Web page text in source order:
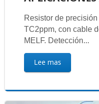
Resistor de
TC2ppm, con cable
MELF. Detección...
Lee mas